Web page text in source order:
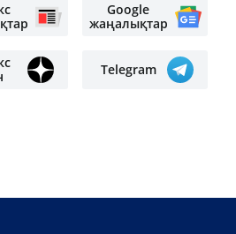
Google
жаңалықтар
Telegram